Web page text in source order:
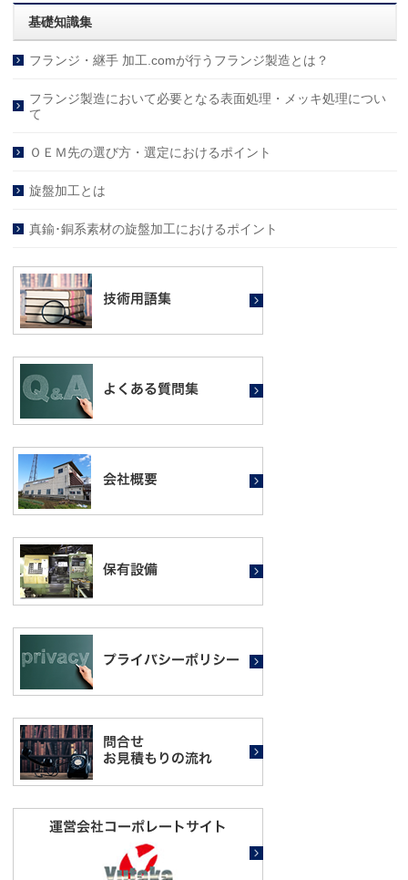
基礎知識集
フランジ・継手 加工.comが行うフランジ製造とは？
フランジ製造において必要となる表面処理・メッキ処理につい
て
ＯＥＭ先の選び方・選定におけるポイント
旋盤加工とは
真鍮･銅系素材の旋盤加工におけるポイント